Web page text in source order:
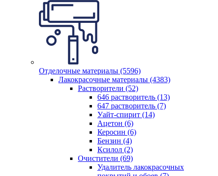
Отделочные материалы (5596)
Лакокрасочные материалы (4383)
Растворители (52)
646 растворитель (13)
647 растворитель (7)
Уайт-спирит (14)
Ацетон (6)
Керосин (6)
Бензин (4)
Ксилол (2)
Очистители (69)
Удалитель лакокрасочных